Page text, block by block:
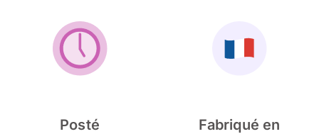
Posté
Fabriqué en